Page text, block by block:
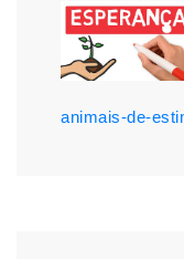
animais-de-